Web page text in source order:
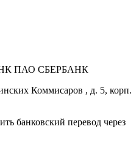
ПАО СБЕРБАНК
Коммисаров , д. 5, корп.
банковский перевод через